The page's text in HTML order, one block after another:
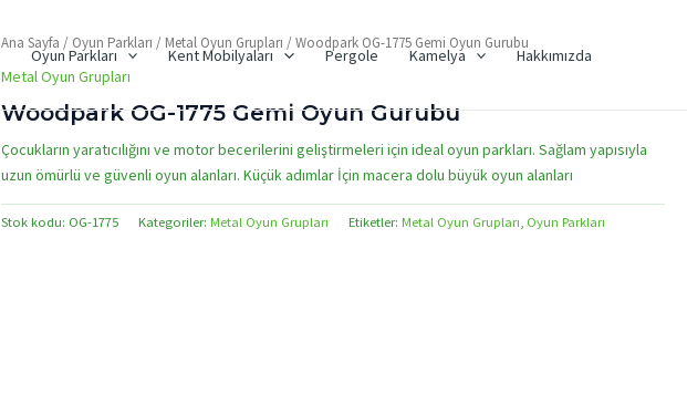
Oyun Parkları
Kent Mobilyaları Pergole Kamelya Hakkımızda
Ana Sayfa / Oyun Parkları / Metal Oyun Grupları / Woodpark OG-1775 Gemi Oyun Gurubu
Metal Oyun Grupları
Woodpark OG-1775 Gemi Oyun Gurubu
Çocukların yaratıcılığını ve motor becerilerini geliştirmeleri için ideal oyun parkları. Sağlam yapısıyla
uzun ömürlü ve güvenli oyun alanları. Küçük adımlar İçin macera dolu büyük oyun alanları
Stok kodu: OG-1775 Kategoriler:Metal Oyun Grupları Etiketler:Metal Oyun Grupları, Oyun Parkları